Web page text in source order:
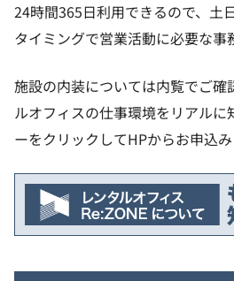
24時間365日利用できるので、土
タイミングで営業活動に必要な事
施設の内装については内覧でご確
ルオフィスの仕事環境をリアル
ーをクリックしてHPからお申込み